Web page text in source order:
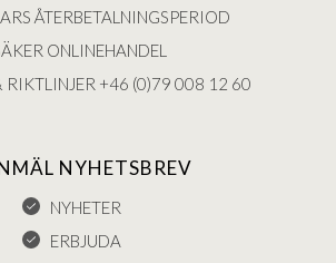
ÅTERBETALNINGSPERIOD
ONLINEHANDEL
RIKTLINJER +46 (0)79 008 12 60
NYHETSBREV
NYHETER
ERBJUDA